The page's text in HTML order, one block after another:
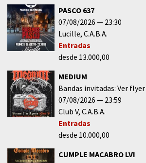
PASCO 637
07/08/2026
23:30
Lucille C.A.B.A.
Entradas
desde 13.000,00
MEDIUM
Bandas invitadas: Ver flyer
07/08/2026
23:59
Club V C.A.B.A.
Entradas
desde 10.000,00
CUMPLE MACABRO LVI